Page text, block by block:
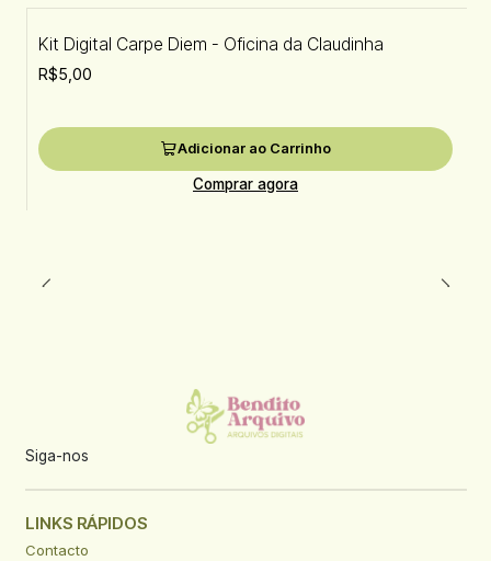
Kit Digital Carpe Diem - Oficina da Claudinha
R$5,00
Adicionar ao Carrinho
Comprar agora
Siga-nos
LINKS RÁPIDOS
Contacto